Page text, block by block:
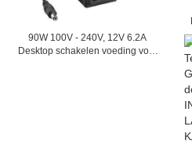
90W 100V - 240V, 12V 6.2A
Desktop schakelen voeding voor